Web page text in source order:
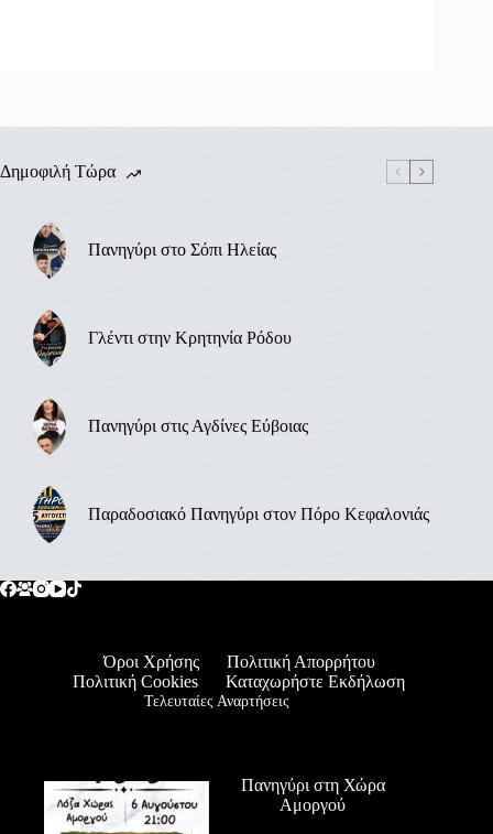
Δημοφιλή Τώρα
Πανηγύρι στο Σόπι Ηλείας
Γλέντι στην Κρητηνία Ρόδου
Πανηγύρι στις Αγδίνες Εύβοιας
Παραδοσιακό Πανηγύρι στον Πόρο Κεφαλονιάς
Όροι Χρήσης
Πολιτική Απορρήτου
Πολιτική Cookies
Καταχωρήστε Εκδήλωση
Τελευταίες Αναρτήσεις
Πανηγύρι στη Χώρα
Αμοργού